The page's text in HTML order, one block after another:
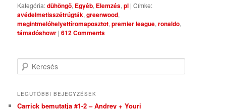
Kategória:dühöngő, Egyéb, Elemzés,pl |Címke:
avédelmetisszétrúgták,greenwood,
megintmelóhelyettíromaposztot,premier league,ronaldo,
támadóshowr |612 Comments
Keresés
LEGUTÓBBI BEJEGYZÉSEK
Carrick bemutatja #1-2 – Andrey + Youri